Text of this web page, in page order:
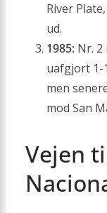
River
ud.
1985: Nr. 2
uafgjort 1-
men
mod San
Vejen